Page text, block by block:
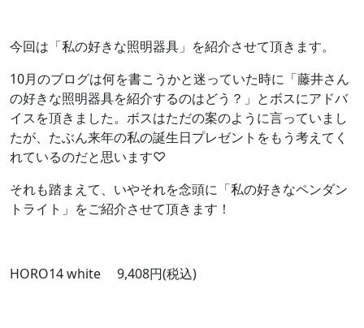
今回は「私の好きな照明器具」を紹介させて頂きます。
10月のブログは何を書こうかと迷っていた時に「藤井さん
の好きな照明器具を紹介するのはどう？」とボスにアドバ
イスを頂きました。ボスはただの案のように言っていまし
たが、たぶん来年の私の誕生日プレゼントをもう考えてく
れているのだと思います♡
それも踏まえて、いやそれを念頭に「私の好きなペンダン
トライト」をご紹介させて頂きます！
HORO14 white 9,408円(税込)